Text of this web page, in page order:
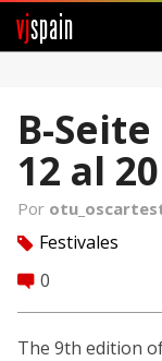
vjspain
Foros
Noticias
Vjspain
Ayuda
Contacto
B-Seite
12 al
Por
tag Festivales
comment 0
The 9th edition